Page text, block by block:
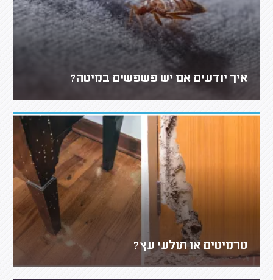
איך יודעים אם יש פשפשים במיטה?
טרמיטים או תולעי עץ?